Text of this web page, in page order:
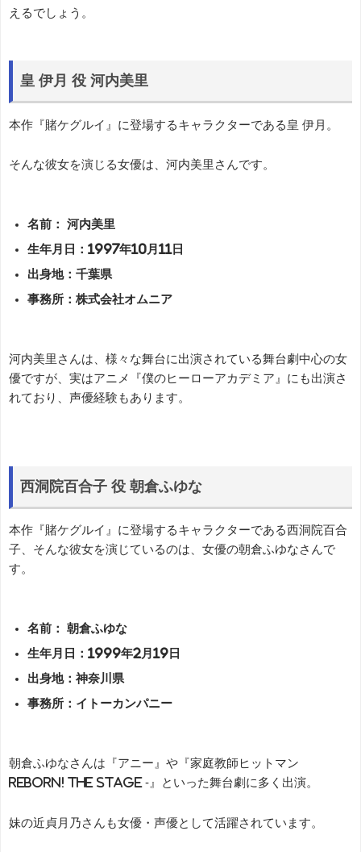
えるでしょう。
皇 伊月 役 河内美里
本作『賭ケグルイ』に登場するキャラクターである皇 伊月。
そんな彼女を演じる女優は、河内美里さんです。
名前： 河内美里
生年月日：1997年10月11日
出身地：千葉県
事務所：株式会社オムニア
河内美里さんは、様々な舞台に出演されている舞台劇中心の女
優ですが、実はアニメ『僕のヒーローアカデミア』にも出演さ
れており、声優経験もあります。
西洞院百合子 役 朝倉ふゆな
本作『賭ケグルイ』に登場するキャラクターである西洞院百合
子、そんな彼女を演じているのは、女優の朝倉ふゆなさんで
す。
名前： 朝倉ふゆな
生年月日：1999年2月19日
出身地：神奈川県
事務所：イトーカンパニー
朝倉ふゆなさんは『アニー』や『家庭教師ヒットマン
REBORN! the STAGE -』といった舞台劇に多く出演。
妹の近貞月乃さんも女優・声優として活躍されています。